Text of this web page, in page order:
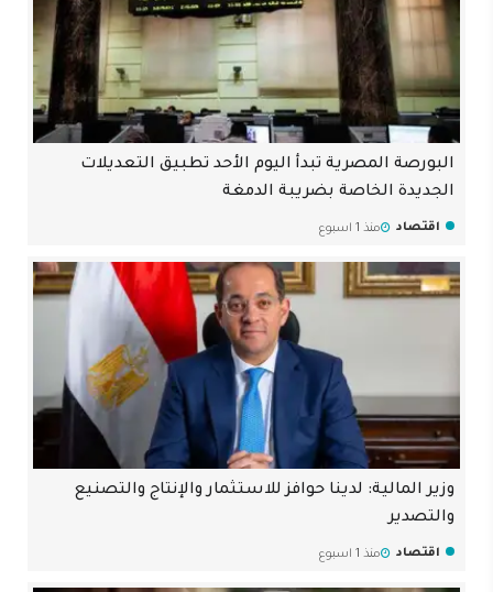
البورصة المصرية تبدأ اليوم الأحد تطبيق التعديلات
الجديدة الخاصة بضريبة الدمغة
اقتصاد منذ 1 اسبوع
وزير المالية: لدينا حوافز للاستثمار والإنتاج والتصنيع
والتصدير
اقتصاد منذ 1 اسبوع